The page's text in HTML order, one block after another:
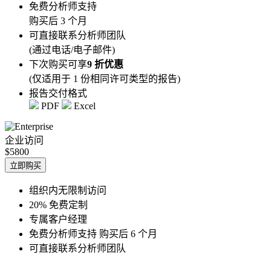
免费分析师支持
购买后 3 个月
可直接联系分析师团队
(通过电话/电子邮件)
下次购买可享9 折优惠
(仅适用于 1 份相同许可类型的报告)
报告交付格式
PDF
Excel
企业访问
$5800
立即购买
组织内无限制访问
20% 免费定制
专属客户经理
免费分析师支持 购买后 6 个月
可直接联系分析师团队